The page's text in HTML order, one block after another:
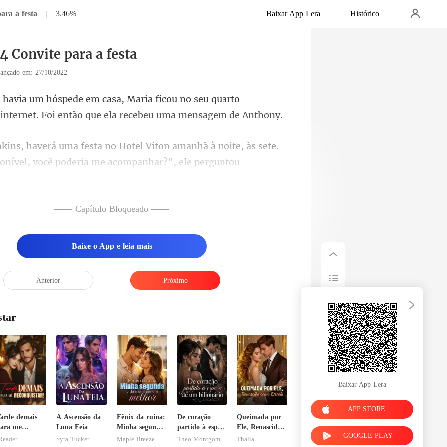
a festa | 3.46% Baixar App Lera Histórico
Convite para a festa
em: 27/10/2022
ficou no seu quarto
Foi
oite, às sete.
você poderia me acompanh
—— Capítulo Bloqueado ——
Baixe o App e leia mais
Anterior Próximo
demais
me
A Ascensão da
Luna Feia
Syra Tucker
Fênix da ruína:
Minha segunda
vida e um
Maple Breeze
De coração
partido à esposa
de um
Queimada por
Ele, Renascida
como Estrela
Thalia
Baixar App Lera
APP STORE
GOOGLE PLAY